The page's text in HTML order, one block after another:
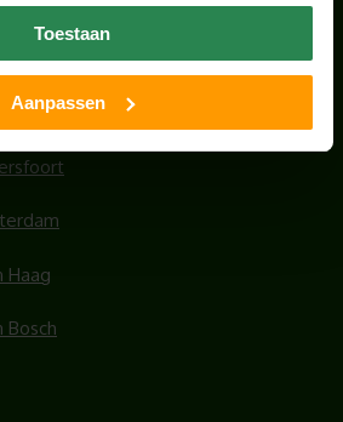
Toestaan
Aanpassen
Haag
Bosch